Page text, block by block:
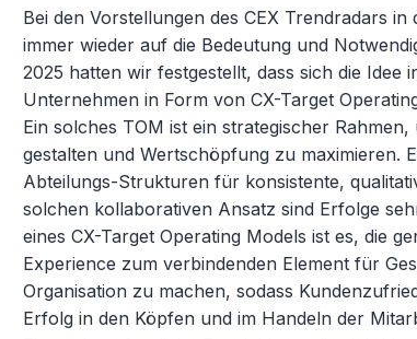
Bei den Vorstellungen des CEX Trendradars
immer wieder auf die Bedeutung und
2025 hatten wir festgestellt, dass sich die Idee
Unternehmen in Form von CX-Target
Ein solches TOM ist ein strategischer
gestalten und Wertschöpfung zu maximieren.
Abteilungs-Strukturen für konsistente,
solchen kollaborativen Ansatz sind Erfolge
eines CX-Target Operating Models ist es, die
Experience zum verbindenden Element für
Organisation zu machen, sodass
Erfolg in den Köpfen und im Handeln der